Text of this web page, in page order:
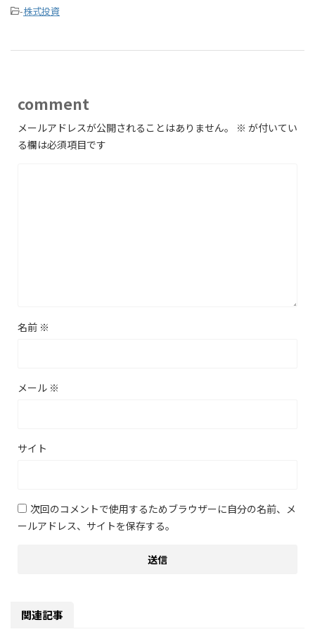
-株式投資
comment
メールアドレスが公開されることはありません。 ※ が付いてい
る欄は必須項目です
名前 ※
メール ※
サイト
次回のコメントで使用するためブラウザーに自分の名前、メ
ールアドレス、サイトを保存する。
関連記事